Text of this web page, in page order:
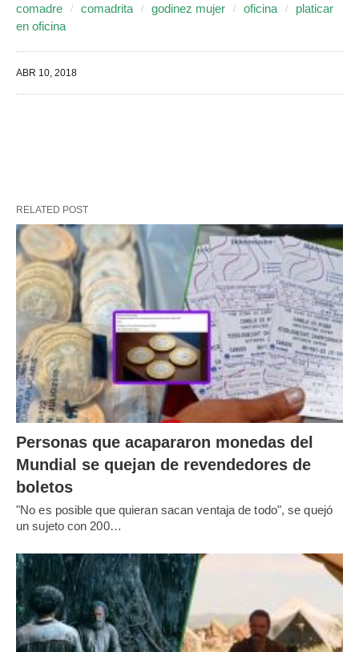
comadre comadrita godinez mujer oficina
platicar
en oficina
ABR 10, 2018
RELATED POST
Personas que acapararon monedas del
Mundial se quejan de revendedores de
boletos
"No es posible que quieran sacan ventaja de todo", se quejó
un sujeto con 200…